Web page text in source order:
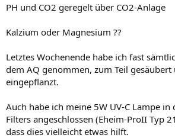
PH und CO2 geregelt über CO2-Anlage
Kalzium oder Magnesium ??
Letztes Wochenende habe ich fast
dem AQ genommen, zum Teil
eingepflanzt.
Auch habe ich meine 5W UV-C Lampe in
Filters angeschlossen (Eheim-ProII Typ
dass dies vielleicht etwas hilft.